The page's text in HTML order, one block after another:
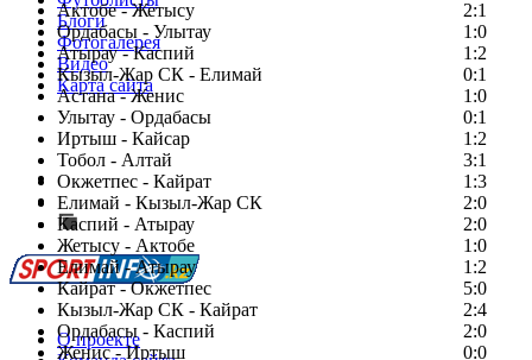
Актобе - Жетысу
2:1
Ордабасы - Улытау
1:0
Атырау - Каспий
1:2
Кызыл-Жар СК - Елимай
0:1
Астана - Женис
1:0
Улытау - Ордабасы
0:1
Иртыш - Кайсар
1:2
Тобол - Алтай
3:1
Окжетпес - Кайрат
1:3
Елимай - Кызыл-Жар СК
2:0
Каспий - Атырау
2:0
Жетысу - Актобе
1:0
Елимай - Атырау
1:2
Кайрат - Окжетпес
5:0
Кызыл-Жар СК - Кайрат
2:4
Ордабасы - Каспий
2:0
Женис - Иртыш
0:0
Блоги
Фотогалерея
Видео
Карта сайта
Есть идея?
Сообщить о мероприятии
Перейти на старый сайт
О проекте